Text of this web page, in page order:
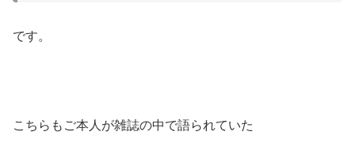
です。
こちらもご本人が雑誌の中で語られていた